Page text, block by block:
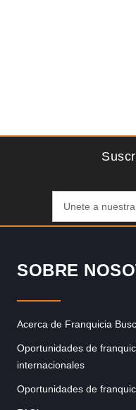
SOBRE
Acerca de Franquicia
Oportunidades de
internacionales
Oportunidades de